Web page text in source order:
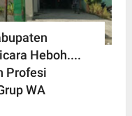
Heboh....
Profesi
WA